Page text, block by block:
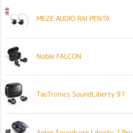
MEZE AUDIO RAI PENTA
Noble FALCON
TaoTronics SoundLiberty 97